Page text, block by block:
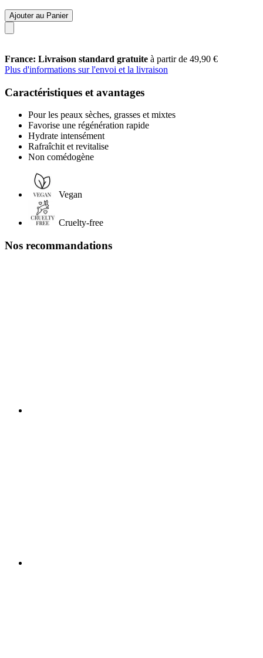
Ajouter au Panier
France: Livraison standard gratuite à partir de 49,90 €
Plus d'informations sur l'envoi et la livraison
Caractéristiques et avantages
Pour les peaux sèches, grasses et mixtes
Favorise une régénération rapide
Hydrate intensément
Rafraîchit et revitalise
Non comédogène
Vegan
Cruelty-free
Nos recommandations